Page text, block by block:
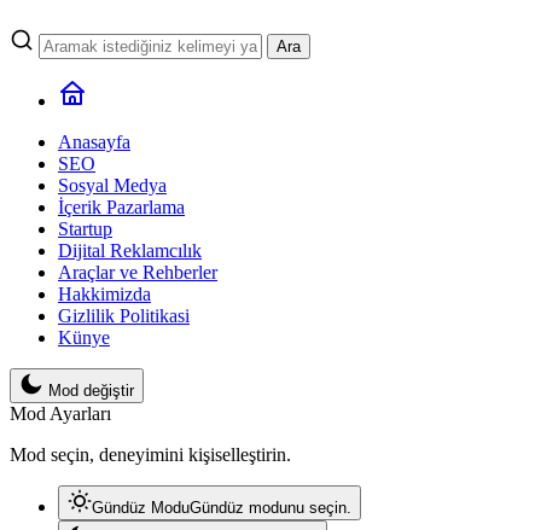
Ara
Anasayfa
SEO
Sosyal Medya
İçerik Pazarlama
Startup
Dijital Reklamcılık
Araçlar ve Rehberler
Hakkimizda
Gizlilik Politikasi
Künye
Mod değiştir
Mod Ayarları
Mod seçin, deneyimini kişiselleştirin.
Gündüz ModuGündüz modunu seçin.